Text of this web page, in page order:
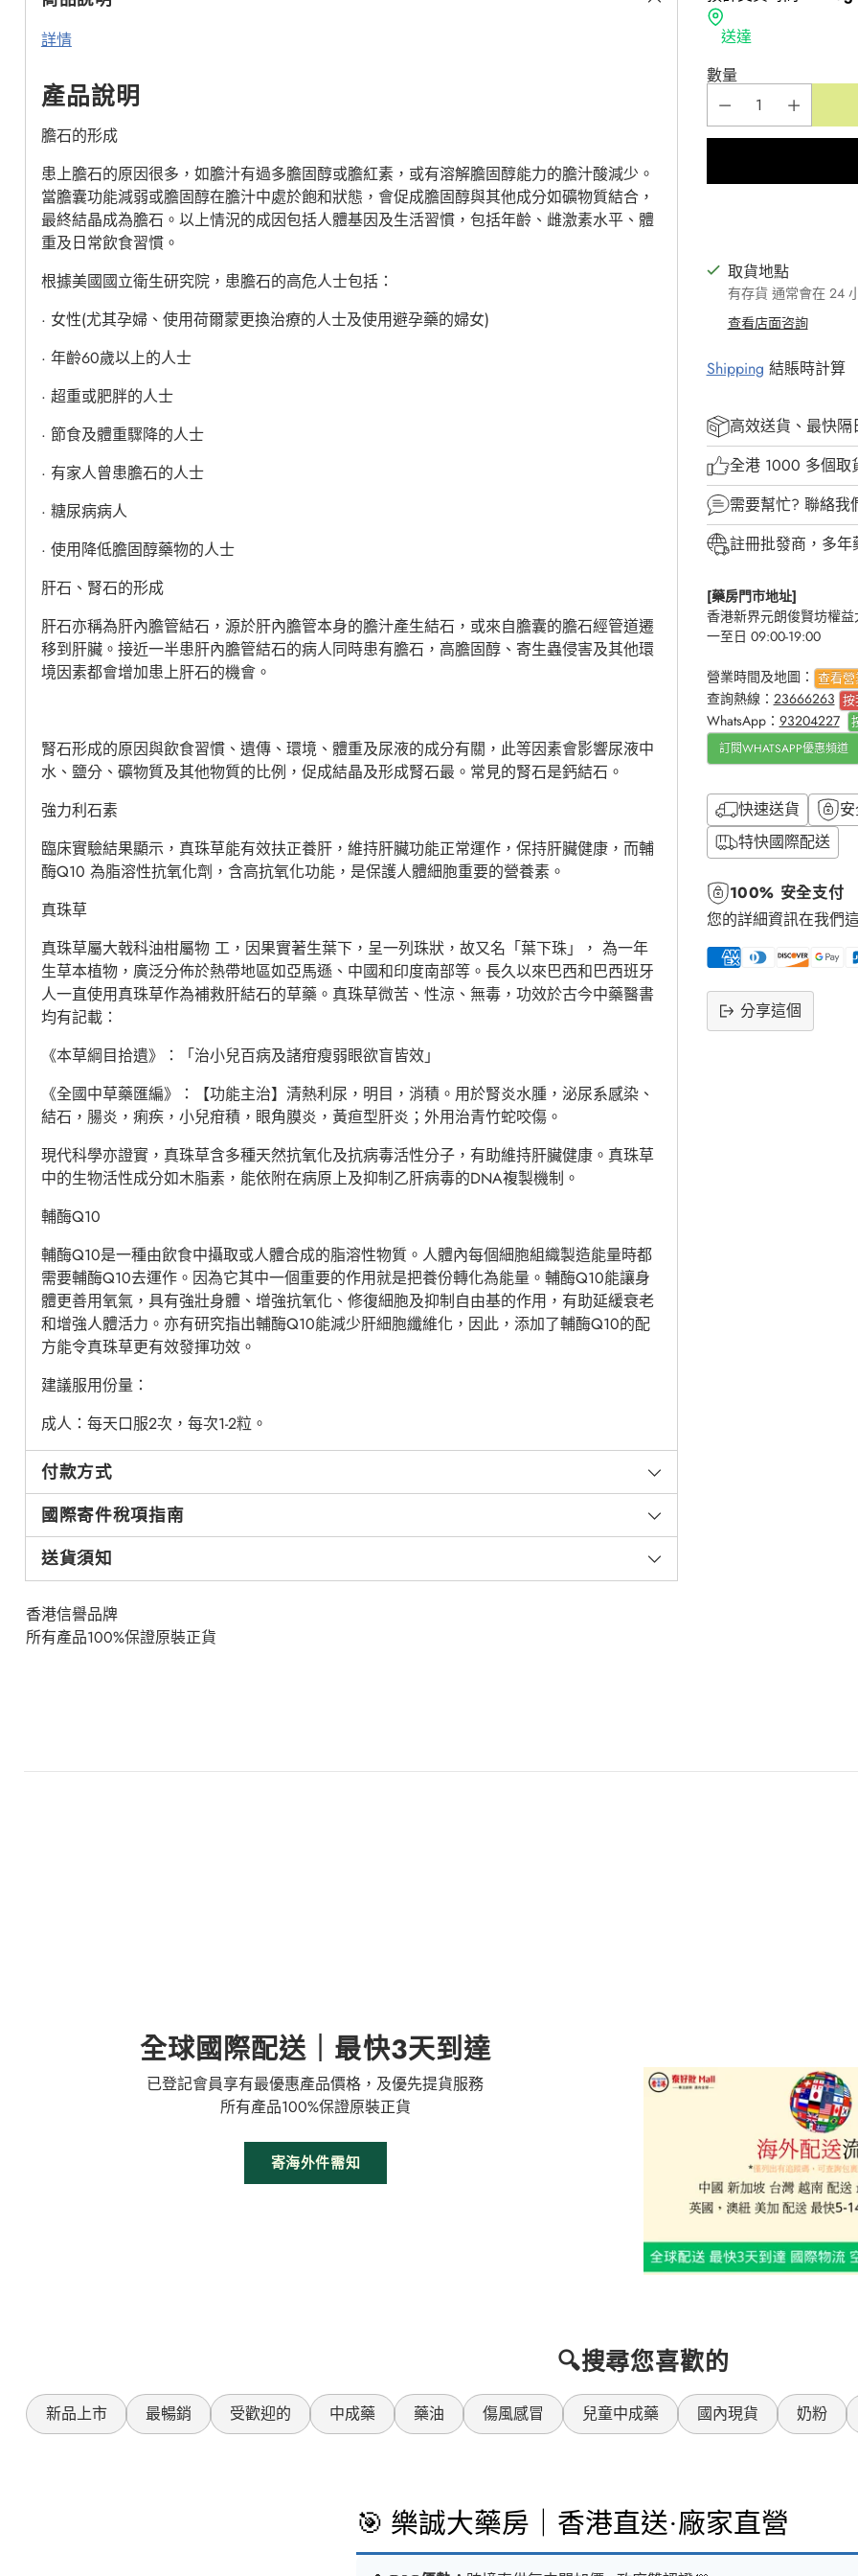
詳情
產品說明
膽石的形成
患上膽石的原因很多，如膽汁有過多膽固醇或膽紅素，或有溶解膽固醇能力的膽汁酸減少。
當膽囊功能減弱或膽固醇在膽汁中處於飽和狀態，會促成膽固醇與其他成分如礦物質結合，
最終結晶成為膽石。以上情況的成因包括人體基因及生活習慣，包括年齡、雌激素水平、體
重及日常飲食習慣。
根據美國國立衛生研究院，患膽石的高危人士包括：
· 女性(尤其孕婦、使用荷爾蒙更換治療的人士及使用避孕藥的婦女)
· 年齡60歲以上的人士
· 超重或肥胖的人士
· 節食及體重驟降的人士
· 有家人曾患膽石的人士
· 糖尿病病人
· 使用降低膽固醇藥物的人士
肝石、腎石的形成
肝石亦稱為肝內膽管結石，源於肝內膽管本身的膽汁產生結石，或來自膽囊的膽石經管道遷
移到肝臟。接近一半患肝內膽管結石的病人同時患有膽石，高膽固醇、寄生蟲侵害及其他環
境因素都會增加患上肝石的機會。
腎石形成的原因與飲食習慣、遺傳、環境、體重及尿液的成分有關，此等因素會影響尿液中
水、鹽分、礦物質及其他物質的比例，促成結晶及形成腎石最。常見的腎石是鈣結石。
強力利石素
臨床實驗結果顯示，真珠草能有效扶正養肝，維持肝臟功能正常運作，保持肝臟健康，而輔
酶Q10 為脂溶性抗氧化劑，含高抗氧化功能，是保護人體細胞重要的營養素。
真珠草
真珠草屬大戟科油柑屬物 工，因果實著生葉下，呈一列珠狀，故又名「葉下珠」， 為一年
生草本植物，廣泛分佈於熱帶地區如亞馬遜、中國和印度南部等。長久以來巴西和巴西班牙
人一直使用真珠草作為補救肝結石的草藥。真珠草微苦、性涼、無毒，功效於古今中藥醫書
均有記載：
《本草綱目拾遺》：「治小兒百病及諸疳瘦弱眼欲盲皆效」
《全國中草藥匯編》：【功能主治】清熱利尿，明目，消積。用於腎炎水腫，泌尿系感染、
結石，腸炎，痢疾，小兒疳積，眼角膜炎，黃疸型肝炎；外用治青竹蛇咬傷。
現代科學亦證實，真珠草含多種天然抗氧化及抗病毒活性分子，有助維持肝臟健康。真珠草
中的生物活性成分如木脂素，能依附在病原上及抑制乙肝病毒的DNA複製機制。
輔酶Q10
輔酶Q10是一種由飲食中攝取或人體合成的脂溶性物質。人體內每個細胞組織製造能量時都
需要輔酶Q10去運作。因為它其中一個重要的作用就是把養份轉化為能量。輔酶Q10能讓身
體更善用氧氣，具有強壯身體、增強抗氧化、修復細胞及抑制自由基的作用，有助延緩衰老
和增強人體活力。亦有研究指出輔酶Q10能減少肝細胞纖維化，因此，添加了輔酶Q10的配
方能令真珠草更有效發揮功效。
建議服用份量：
成人：每天口服2次，每次1-2粒。
付款方式
國際寄件稅項指南
送貨須知
香港信譽品牌
所有產品100%保證原裝正貨
送達
數量
取貨地點
有存貨 通常會在 24
查看店面咨詢
Shipping 結賬時計算
高效送貨、最快隔
全港 1000 多個取
需要幫忙? 聯絡我
註冊批發商，多年
[藥房門市地址]
香港新界元朗俊賢坊權
一至日 09:00-19:00
營業時間及地圖： 查看
查詢熱線： 23666263 按
WhatsApp： 93204227
訂閱WHATSAPP優惠頻道
快速送貨
特快國際配送
100% 安全支付
您的詳細資訊在我們
分享這個
全球國際配送｜最快3天到達
已登記會員享有最優惠產品價格，及優先提貨服務
所有產品100%保證原裝正貨
寄海外件需知
🔍搜尋您喜歡的
新品上市 最暢銷 受歡迎的 中成藥 藥油 傷風感冒 兒童中成藥 國內現貨 奶粉
🎯 樂誠大藥房｜香港直送·廠家直營